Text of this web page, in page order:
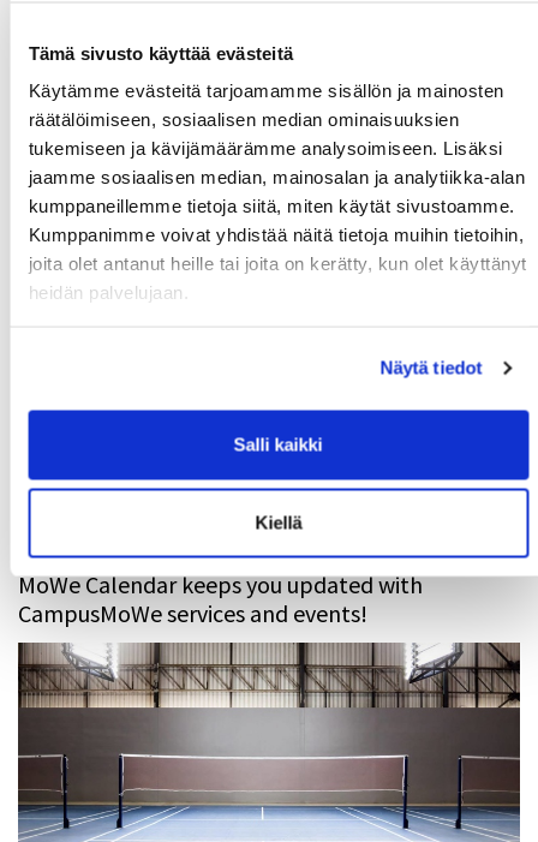
Tämä sivusto käyttää evästeitä
Käytämme evästeitä tarjoamamme sisällön ja mainosten
räätälöimiseen, sosiaalisen median ominaisuuksien
tukemiseen ja kävijämäärämme analysoimiseen. Lisäksi
jaamme sosiaalisen median, mainosalan ja analytiikka-alan
kumppaneillemme tietoja siitä, miten käytät sivustoamme.
Kumppanimme voivat yhdistää näitä tietoja muihin tietoihin,
joita olet antanut heille tai joita on kerätty, kun olet käyttänyt
heidän palvelujaan.
Näytä tiedot
Salli kaikki
Kiellä
Move well. Feel good.
Latest news
06.08. Fall Calendars will be published on Mon 17.8.2026
29.07. Get your new MoWe Card now
10.06. Wanted: New instructors
MoWe Calendar keeps you updated with
CampusMoWe services and events!